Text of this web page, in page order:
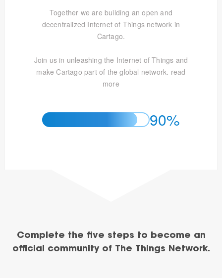
Together we are building an open and
decentralized Internet of Things network in
Cartago.
Join us in unleashing the Internet of Things and
make Cartago part of the global network. read
more
90%
Complete the five steps to become an
official community of The Things Network.